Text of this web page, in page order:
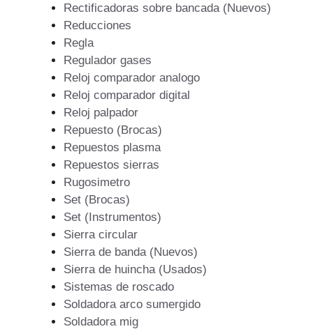
Rectificadoras sobre bancada (Nuevos)
Reducciones
Regla
Regulador gases
Reloj comparador analogo
Reloj comparador digital
Reloj palpador
Repuesto (Brocas)
Repuestos plasma
Repuestos sierras
Rugosimetro
Set (Brocas)
Set (Instrumentos)
Sierra circular
Sierra de banda (Nuevos)
Sierra de huincha (Usados)
Sistemas de roscado
Soldadora arco sumergido
Soldadora mig